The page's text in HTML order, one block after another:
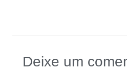
Deixe um